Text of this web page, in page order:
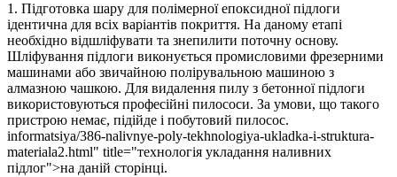
1. Підготовка шару для полімерної епоксидної підлоги
ідентична для всіх варіантів покриття. На даному етапі
необхідно відшліфувати та знепилити поточну основу.
Шліфування підлоги виконується промисловими фрезерними
машинами або звичайною полірувальною машиною з
алмазною чашкою. Для видалення пилу з бетонної підлоги
використовуються професійні пилососи. За умови, що такого
пристрою немає, підійде і побутовий пилосос.
informatsiya/386-nalivnye-poly-tekhnologiya-ukladka-i-struktura-
materiala2.html" title="технологія укладання наливних
підлог">на даній сторінці.